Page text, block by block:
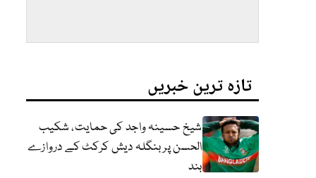
تازہ ترین خبریں
شیخ حسینہ واجد کی حمایت، شکیب
الحسن پر بنگلہ دیش کرکٹ کے دروازے
بند